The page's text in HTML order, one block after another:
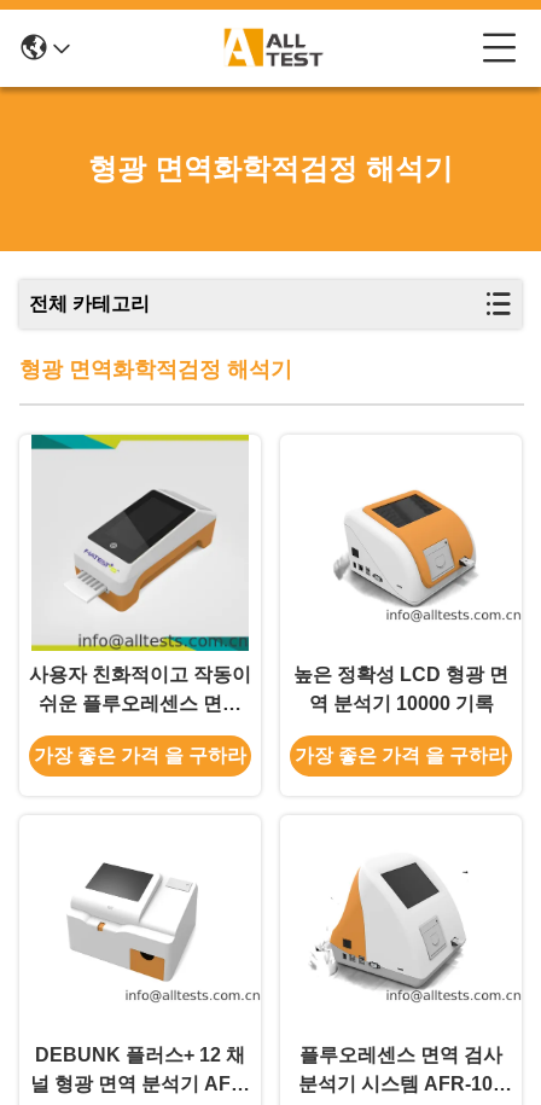
형광 면역화학적검정 해석기
전체 카테고리
형광 면역화학적검정 해석기
사용자 친화적이고 작동이
쉬운 플루오레센스 면역
검사 분석기 빠른 읽기 시
간 (AFR-902)
가장 좋은 가격 을 구하라
높은 정확성 LCD 형광 면
역 분석기 10000 기록
가장 좋은 가격 을 구하라
DEBUNK 플러스+ 12 채
널 형광 면역 분석기 AFR-
플루오레센스 면역 검사
분석기 시스템 AFR-101